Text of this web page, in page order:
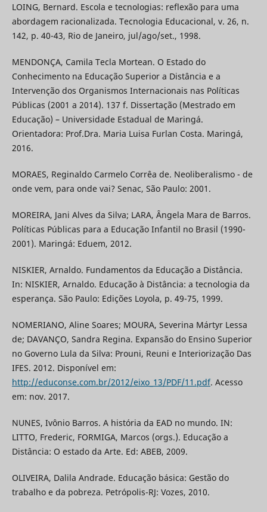
LOING, Bernard. Escola e tecnologias: reflexão para uma
abordagem racionalizada. Tecnologia Educacional, v. 26, n.
142, p. 40-43, Rio de Janeiro, jul/ago/set., 1998.
MENDONÇA, Camila Tecla Mortean. O Estado do
Conhecimento na Educação Superior a Distância e a
Intervenção dos Organismos Internacionais nas Políticas
Públicas (2001 a 2014). 137 f. Dissertação (Mestrado em
Educação) – Universidade Estadual de Maringá.
Orientadora: Prof.Dra. Maria Luisa Furlan Costa. Maringá,
2016.
MORAES, Reginaldo Carmelo Corrêa de. Neoliberalismo - de
onde vem, para onde vai? Senac, São Paulo: 2001.
MOREIRA, Jani Alves da Silva; LARA, Ângela Mara de Barros.
Políticas Públicas para a Educação Infantil no Brasil (1990-
2001). Maringá: Eduem, 2012.
NISKIER, Arnaldo. Fundamentos da Educação a Distância.
In: NISKIER, Arnaldo. Educação à Distância: a tecnologia da
esperança. São Paulo: Edições Loyola, p. 49-75, 1999.
NOMERIANO, Aline Soares; MOURA, Severina Mártyr Lessa
de; DAVANÇO, Sandra Regina. Expansão do Ensino Superior
no Governo Lula da Silva: Prouni, Reuni e Interiorização Das
IFES. 2012. Disponível em:
http://educonse.com.br/2012/eixo_13/PDF/11.pdf. Acesso
em: nov. 2017.
NUNES, Ivônio Barros. A história da EAD no mundo. IN:
LITTO, Frederic, FORMIGA, Marcos (orgs.). Educação a
Distância: O estado da Arte. Ed: ABEB, 2009.
OLIVEIRA, Dalila Andrade. Educação básica: Gestão do
trabalho e da pobreza. Petrópolis-RJ: Vozes, 2010.